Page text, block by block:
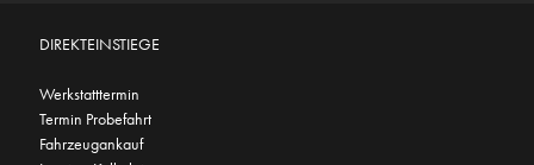
DIREKTEINSTIEGE
Werkstatttermin
Termin Probefahrt
Fahrzeugankauf